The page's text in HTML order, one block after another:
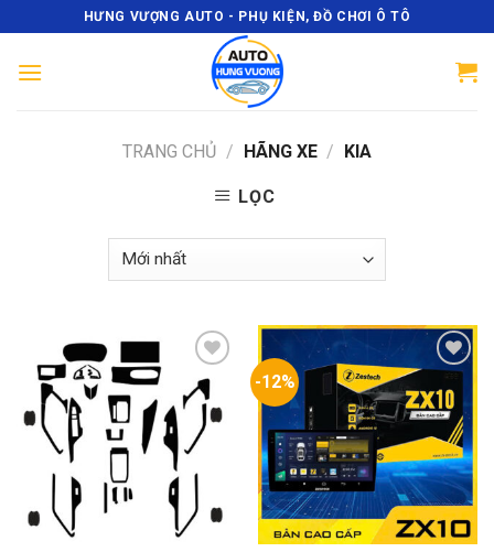
content
HƯNG VƯỢNG AUTO - PHỤ KIỆN, ĐỒ CHƠI Ô TÔ
TRANG CHỦ / HÃNG XE / KIA
LỌC
Add
to
wishlist
-12%
Add
to
wishlist